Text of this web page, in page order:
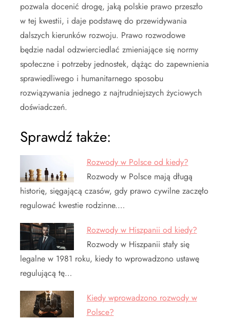
pozwala docenić drogę, jaką polskie prawo przeszło
w tej kwestii, i daje podstawę do przewidywania
dalszych kierunków rozwoju. Prawo rozwodowe
będzie nadal odzwierciedlać zmieniające się normy
społeczne i potrzeby jednostek, dążąc do zapewnienia
sprawiedliwego i humanitarnego sposobu
rozwiązywania jednego z najtrudniejszych życiowych
doświadczeń.
Sprawdź także:
Rozwody w Polsce od kiedy?
Rozwody w Polsce mają długą
historię, sięgającą czasów, gdy prawo cywilne zaczęło
regulować kwestie rodzinne.…
Rozwody w Hiszpanii od kiedy?
Rozwody w Hiszpanii stały się
legalne w 1981 roku, kiedy to wprowadzono ustawę
regulującą tę…
Kiedy wprowadzono rozwody w
Polsce?